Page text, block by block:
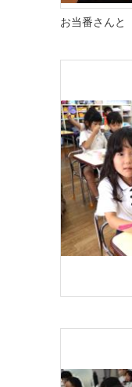
お当番さんと